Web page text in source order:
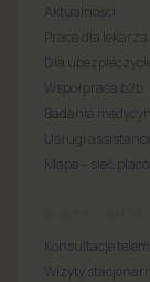
Aktualności
Praca dla lekarza
Dla
Współpraca b2b
Badania
Usługi
Mapa – sieć
Konsultacje
Wizyty